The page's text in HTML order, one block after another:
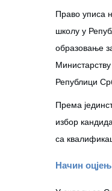
Право уписа
школу у
образовање
Републици
Према
избор
са
Начин